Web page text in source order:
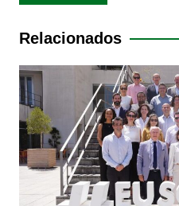
A b
o
k
de
Post
Relacionados